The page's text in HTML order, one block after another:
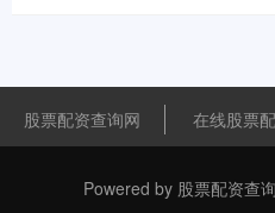
股票配资查询网 在线股票
Powered by 股票配资查